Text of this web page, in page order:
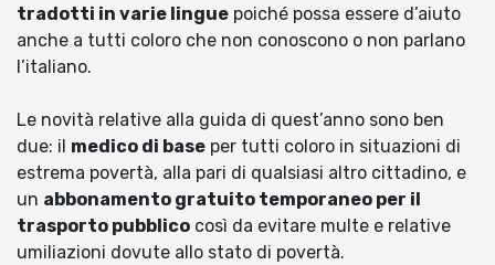
tradotti in varie lingue poiché possa essere d’aiuto
anche a tutti coloro che non conoscono o non parlano
l’italiano.
Le novità relative alla guida di quest’anno sono ben
due: il medico di base per tutti coloro in situazioni di
estrema povertà, alla pari di qualsiasi altro cittadino, e
un abbonamento gratuito temporaneo per il
trasporto pubblico così da evitare multe e relative
umiliazioni dovute allo stato di povertà.